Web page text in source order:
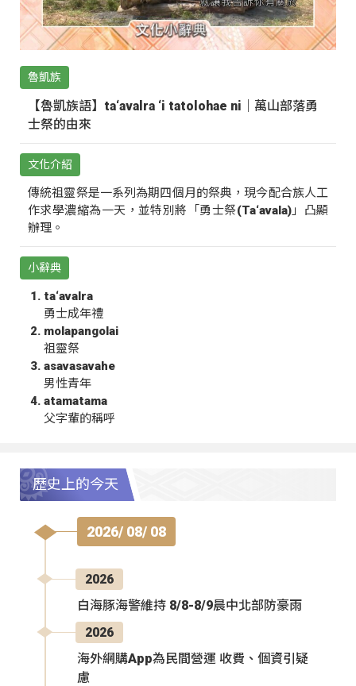
魯凱族
【魯凱族語】ta‘avalra ‘i tatolohae ni｜萬山部落勇
士祭的由來
文化介紹
傳統祖靈祭是一系列為期四個月的祭典，現今配合族人工
作求學濃縮為一天，並特別將「勇士祭(Ta‘avala)」凸顯
辦理。
小辭典
ta‘avalra
勇士成年禮
molapangolai
祖靈祭
asavasavahe
男性青年
atamatama
父字輩的稱呼
歷史上的今天
2026/ 08/ 08
2026
白海豚海警維持 8/8-8/9晨中北部防豪雨
2026
海外網購App為民間營運 收費、個資引疑
慮